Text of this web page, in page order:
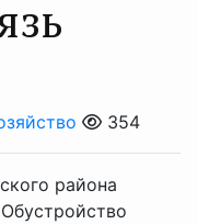
354
района